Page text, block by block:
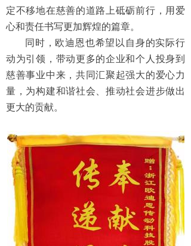
定不移地在慈善的道路上砥砺前行，用爱
心和责任书写更加辉煌的篇章。
同时，欧迪恩也希望以自身的实际行
动为引领，带动更多的企业和个人投身到
慈善事业中来，共同汇聚起强大的爱心力
量，为构建和谐社会、推动社会进步做出
更大的贡献。